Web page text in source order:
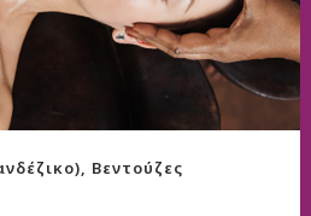
Βεντούζες